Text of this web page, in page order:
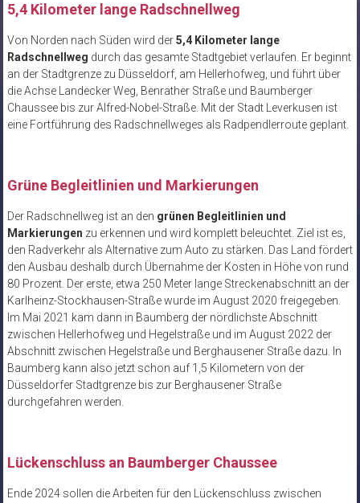
5,4 Kilometer lange Radschnellweg
Von Norden nach Süden wird der5,4 Kilometer lange
Radschnellweg durch das gesamte Stadtgebiet verlaufen. Er beginnt
an der Stadtgrenze zu Düsseldorf, am Hellerhofweg, und führt über
die Achse Landecker Weg, Benrather Straße und Baumberger
Chaussee bis zur Alfred-Nobel-Straße. Mit der Stadt Leverkusen ist
eine Fortführung des Radschnellweges als Radpendlerroute geplant.
Grüne Begleitlinien und Markierungen
Der Radschnellweg ist an den grünen Begleitlinien und
Markierungen zu erkennen und wird komplett beleuchtet. Ziel ist es,
den Radverkehr als Alternative zum Auto zu stärken. Das Land fördert
den Ausbau deshalb durch Übernahme der Kosten in Höhe von rund
80 Prozent. Der erste, etwa 250 Meter lange Streckenabschnitt an der
Karlheinz-Stockhausen-Straße wurde im August 2020 freigegeben.
Im Mai 2021 kam dann in Baumberg der nördlichste Abschnitt
zwischen Hellerhofweg und Hegelstraße und im August 2022 der
Abschnitt zwischen Hegelstraße und Berghausener Straße dazu. In
Baumberg kann also jetzt schon auf 1,5 Kilometern von der
Düsseldorfer Stadtgrenze bis zur Berghausener Straße
durchgefahren werden.
Lückenschluss an Baumberger Chaussee
Ende 2024 sollen die Arbeiten für den Lückenschluss zwischen